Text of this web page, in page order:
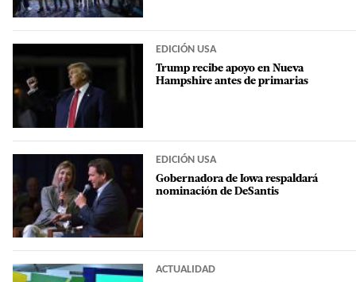
EDICIÓN USA
Trump recibe apoyo en Nueva
Hampshire antes de primarias
EDICIÓN USA
Gobernadora de Iowa respaldará
nominación de DeSantis
ACTUALIDAD